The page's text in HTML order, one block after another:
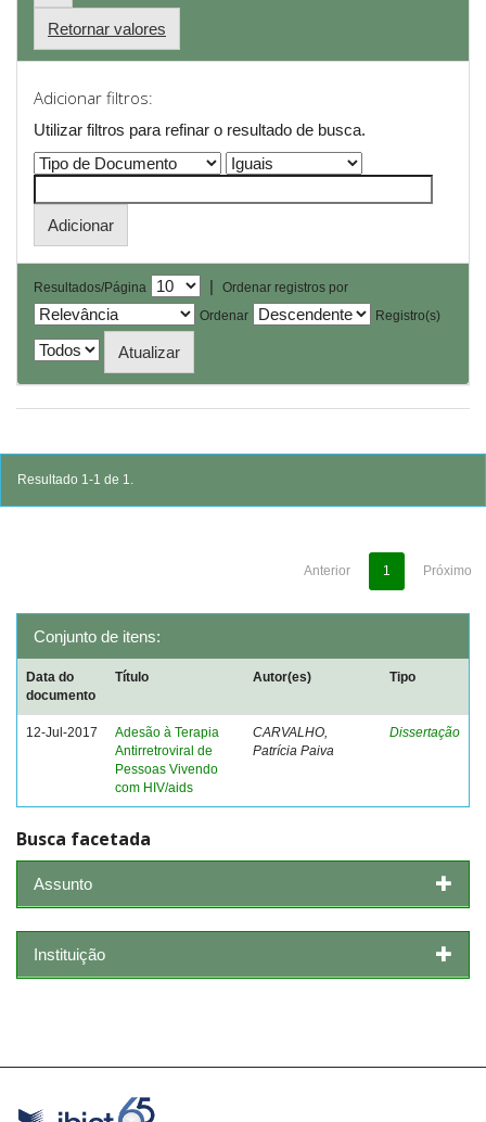
Retornar valores
Adicionar filtros:
Utilizar filtros para refinar o resultado de busca.
Resultados/Página |
Ordenar registros por
Ordenar
Registro(s)
Resultado 1-1 de 1.
Anterior 1 Próximo
Conjunto de itens:
Data do
documento
Título Autor(es) Tipo
12-Jul-2017
Adesão à Terapia
Antirretroviral de
Pessoas Vivendo
com HIV/aids
CARVALHO,
Patrícia Paiva
Dissertação
Busca facetada
Assunto
Instituição